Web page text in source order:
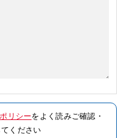
リシーをよく読みご確認・
ください